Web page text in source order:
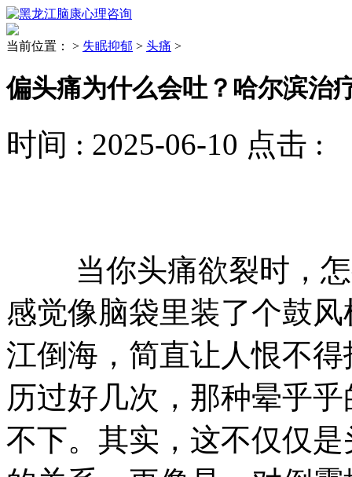
当前位置： > 失眠抑郁 > 头痛 >
偏头痛为什么会吐？哈尔滨治
时间 : 2025-06-10 点击 :
当你头痛欲裂时，怎
感觉像脑袋里装了个鼓
江倒海，简直让人恨不
历过好几次，那种晕乎
不下。其实，这不仅仅